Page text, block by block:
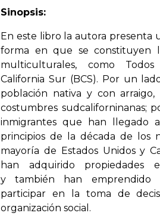
Sinopsis:
En este libro la autora presenta
forma en que se constituyen
multiculturales, como Todos
California Sur (BCS). Por un
población nativa y con arraigo,
costumbres sudcaliforninanas;
inmigrantes que han llegado
principios de la década de los
mayoría de Estados Unidos y
han adquirido propiedades
y también han
participar en la toma de
organización social.